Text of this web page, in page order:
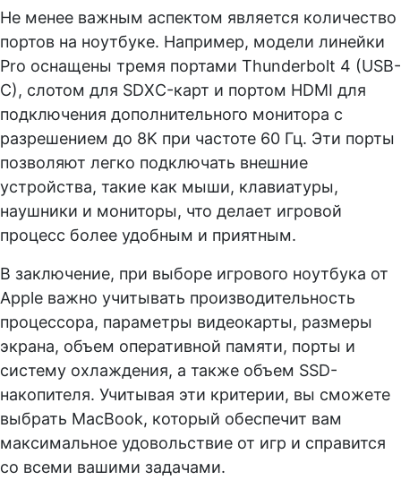
Не менее важным аспектом является количество
портов на ноутбуке. Например, модели линейки
Pro оснащены тремя портами Thunderbolt 4 (USB-
C), слотом для SDXC-карт и портом HDMI для
подключения дополнительного монитора с
разрешением до 8K при частоте 60 Гц. Эти порты
позволяют легко подключать внешние
устройства, такие как мыши, клавиатуры,
наушники и мониторы, что делает игровой
процесс более удобным и приятным.
В заключение, при выборе игрового ноутбука от
Apple важно учитывать производительность
процессора, параметры видеокарты, размеры
экрана, объем оперативной памяти, порты и
систему охлаждения, а также объем SSD-
накопителя. Учитывая эти критерии, вы сможете
выбрать MacBook, который обеспечит вам
максимальное удовольствие от игр и справится
со всеми вашими задачами.